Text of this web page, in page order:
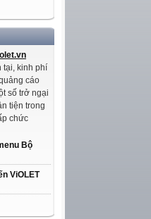
tại, kinh phí
cáo
số trở ngại
tiện trong
chức
Bộ
ViOLET